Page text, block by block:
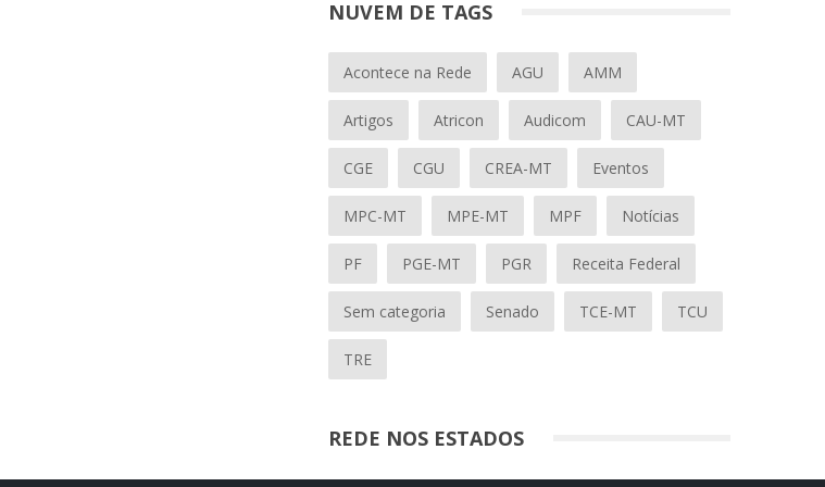
NUVEM DE TAGS
Acontece na Rede AGU AMM
Artigos Atricon Audicom CAU-MT
CGE CGU CREA-MT Eventos
MPC-MT MPE-MT MPF Notícias
PF PGE-MT PGR Receita Federal
Sem categoria Senado TCE-MT TCU
TRE
REDE NOS ESTADOS